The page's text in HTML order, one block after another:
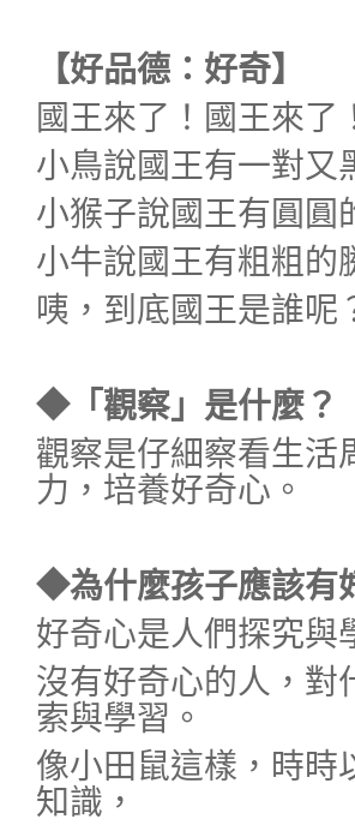
【好品德：好奇】
國王來了！國王來了
小鳥說國王有一對又
小猴子說國王有圓圓
小牛說國王有粗粗的
咦，到底國王是誰呢
◆「觀察」是什麼？
觀察是仔細察看生活
力，培養好奇心。
◆為什麼孩子應該有
好奇心是人們探究與
沒有好奇心的人，對
索與學習。
像小田鼠這樣，時時
知識，